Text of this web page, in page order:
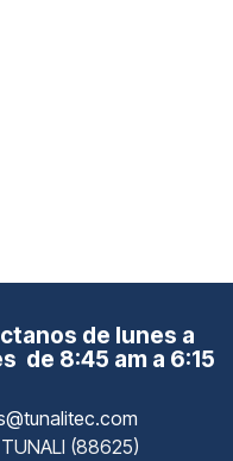
de lunes a
de 8:45 am a 6:15
(88625)